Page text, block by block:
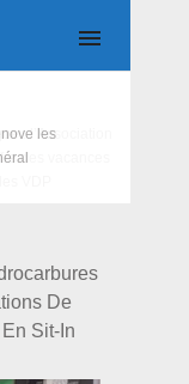
les
De
Sit-In